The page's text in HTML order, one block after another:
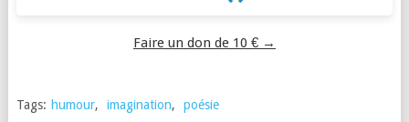
Faire un don de 10 € →
Tags: humour, imagination, poésie